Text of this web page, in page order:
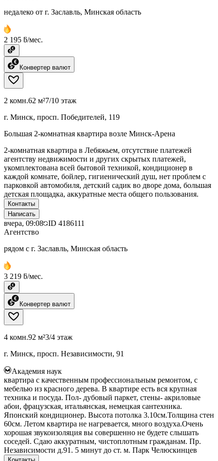
недалеко от г. Заславль, Минская область
2 195 ƃ/мес.
Конвертер валют
2 комн.62 м²7/10 этаж
г. Минск, просп. Победителей, 119
Большая 2-комнатная квартира возле Минск-Арена
2-комнатная квартира в Лебяжьем, отсутствие платежей
агентству недвижимости и других скрытых платежей,
укомплектована всей бытовой техникой, кондиционер в
каждой комнате, бойлер, гигиенический душ, нет проблем с
парковкой автомобиля, детский садик во дворе дома, большая
детская площадка, аккуратные места общего пользования.
Контакты
Написать
вчера, 09:08 ID 4186111
Агентство
рядом с г. Заславль, Минская область
3 219 ƃ/мес.
Конвертер валют
4 комн.92 м²3/4 этаж
г. Минск, просп. Независимости, 91
Академия наук
квартира с качественным профессиональным ремонтом, с
мебелью из красного дерева. В квартире есть вся крупная
техника и посуда. Пол- дубовый паркет, стены- акриловые
абои, фрацузская, итальянская, немецкая сантехника.
Японский кондиционер. Высота потолка 3.10см.Толщина стен
60см. Летом квартира не нагревается, много воздуха.Очень
хорошая звукоизоляция вы совершенно не будете слышать
соседей. Сдаю аккуратным, чистоплотным гражданам. Пр.
Независимости д.91. 5 минут до ст. м. Парк Челюскинцев